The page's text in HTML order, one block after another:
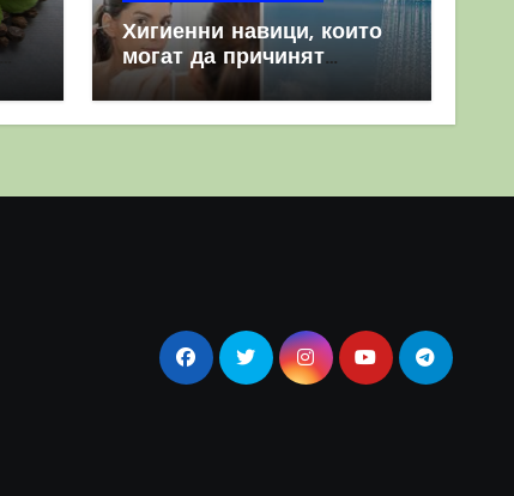
Хигиенни навици, които
могат да причинят
повече вреда, отколкото
полза